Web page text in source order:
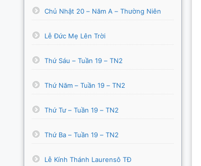
Chủ Nhật 20 – Năm A – Thường Niên
Lễ Đức Mẹ Lên Trời
Thứ Sáu – Tuần 19 – TN2
Thứ Năm – Tuần 19 – TN2
Thứ Tư – Tuần 19 – TN2
Thứ Ba – Tuần 19 – TN2
Lễ Kính Thánh Laurensô TĐ